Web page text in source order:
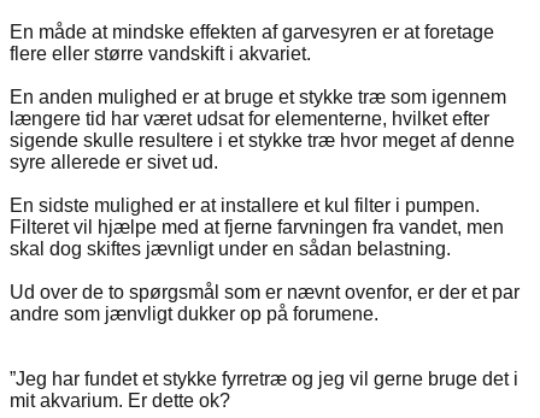
En måde at mindske effekten af garvesyren er at foretage
flere eller større vandskift i akvariet.
En anden mulighed er at bruge et stykke træ som igennem
længere tid har været udsat for elementerne, hvilket efter
sigende skulle resultere i et stykke træ hvor meget af denne
syre allerede er sivet ud.
En sidste mulighed er at installere et kul filter i pumpen.
Filteret vil hjælpe med at fjerne farvningen fra vandet, men
skal dog skiftes jævnligt under en sådan belastning.
Ud over de to spørgsmål som er nævnt ovenfor, er der et par
andre som jænvligt dukker op på forumene.
”Jeg har fundet et stykke fyrretræ og jeg vil gerne bruge det i
mit akvarium. Er dette ok?